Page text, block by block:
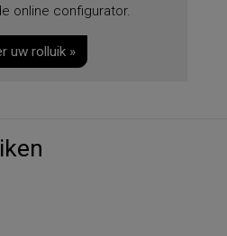
online configurator.
uw rolluik »